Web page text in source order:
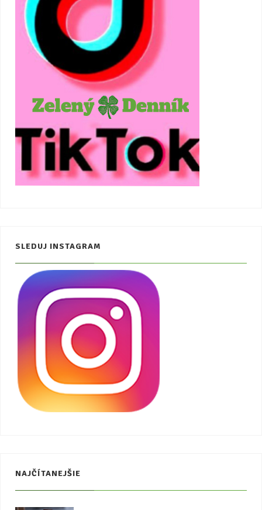
SLEDUJ INSTAGRAM
NAJČÍTANEJŠIE